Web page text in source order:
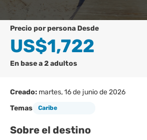
precio por persona Desde
US$1,722
En base a 2 adultos
Creado: martes, 16 de junio de 2026
Temas
Caribe
Sobre el destino